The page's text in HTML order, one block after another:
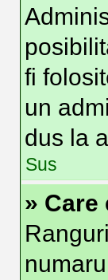
fi
un
dus la
Sus
»